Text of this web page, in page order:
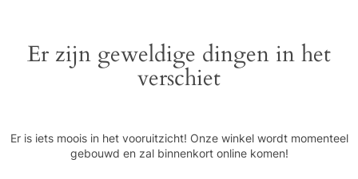
Er zijn geweldige dingen in het
verschiet
Er is iets moois in het vooruitzicht! Onze winkel wordt momenteel
gebouwd en zal binnenkort online komen!